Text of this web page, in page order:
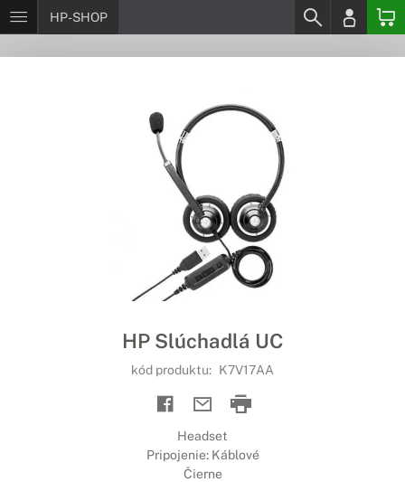
HP-SHOP
HP Slúchadlá UC
kód produktu: K7V17AA
Headset
Pripojenie: Káblové
Čierne